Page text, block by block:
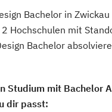
Bachelor in
Hochschulen mit
Bachelor
Studium mit Bachelor
dir passt: